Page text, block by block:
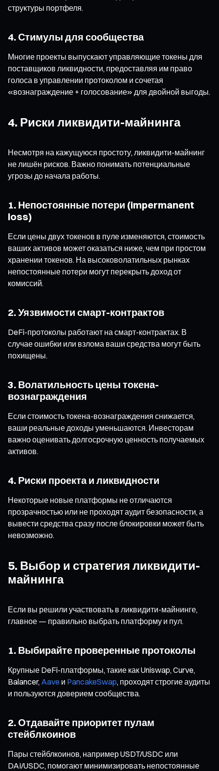
структуры портфеля.
4. Стимулы для сообщества
Многие проекты выпускают управляющие токены для
поставщиков ликвидности, предоставляя им право
голоса в управлении протоколом и сочетая
«вознаграждение + голосование» для двойной выгоды.
4. Риски ликвидити-майнинга
Несмотря на кажущуюся простоту, ликвидити-майнинг
не лишён рисков. Важно понимать потенциальные
угрозы до начала работы.
1. Непостоянные потери (impermanent
loss)
Если цены двух токенов в пуле изменяются, стоимость
ваших активов может оказаться ниже, чем при простом
хранении токенов. На высоковолатильных рынках
непостоянные потери могут перекрыть доход от
комиссий.
2. Уязвимости смарт-контрактов
DeFi-протоколы работают на смарт-контрактах. В
случае ошибки или взлома ваши средства могут быть
похищены.
3. Волатильность цены токена-
вознаграждения
Если стоимость токена-вознаграждения снижается,
ваши реальные доходы уменьшаются. Инвесторам
важно оценивать долгосрочную ценность получаемых
активов.
4. Риски проекта и ликвидности
Некоторые новые платформы не отличаются
прозрачностью или не проходят аудит безопасности, а
вывести средства сразу после блокировки может быть
невозможно.
5. Выбор и стратегия ликвидити-
майнинга
Если вы решили участвовать в ликвидити-майнинге,
главное — правильно выбрать платформу и пул.
1. Выбирайте проверенные протоколы
Крупные DeFi-платформы, такие как Uniswap, Curve,
Balancer, Aave и PancakeSwap, проходят строгие аудиты
и пользуются доверием сообщества.
2. Отдавайте приоритет пулам
стейблкоинов
Пары стейблкоинов, например USDT/USDC или
DAI/USDC, помогают минимизировать непостоянные